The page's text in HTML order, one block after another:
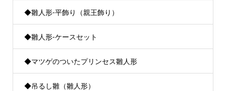
◆雛人形-平飾り（親王飾り）
◆雛人形-ケースセット
◆マツゲのついたプリンセス雛人形
◆吊るし雛（雛人形）